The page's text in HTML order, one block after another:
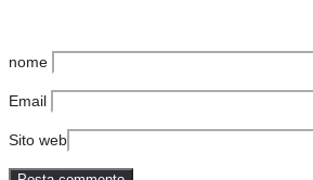
nome
Email
Sito web